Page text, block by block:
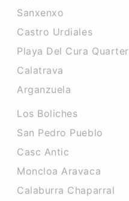
Sanxenxo
Castro Urdiales
Playa Del Cura Quarter
Calatrava
Arganzuela
Los Boliches
San Pedro Pueblo
Casc Antic
Moncloa Aravaca
Calaburra Chaparral